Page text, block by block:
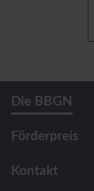
Die BBGN
Förderpreis
Kontakt